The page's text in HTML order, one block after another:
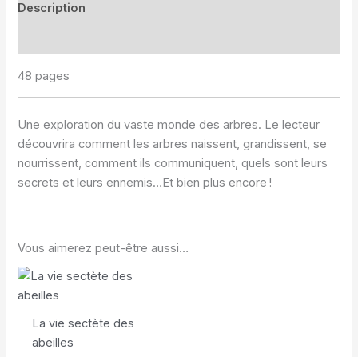
Description
48 pages
Une exploration du vaste monde des arbres. Le lecteur
découvrira comment les arbres naissent, grandissent, se
nourrissent, comment ils communiquent, quels sont leurs
secrets et leurs ennemis…Et bien plus encore !
Vous aimerez peut-être aussi…
La vie sectète des
abeilles